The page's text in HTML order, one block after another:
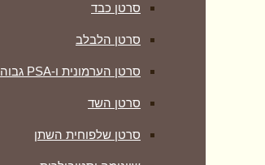
סרטן כבד
סרטן הלבלב
סרטן הערמונית ו-PSA גבוה
סרטן השד
סרטן שלפוחית השתן